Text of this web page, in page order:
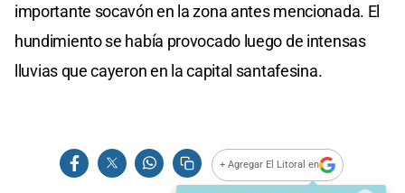
importante socavón en la zona antes mencionada. El
hundimiento se había provocado luego de intensas
lluvias que cayeron en la capital santafesina.
+ Agregar El Litoral en